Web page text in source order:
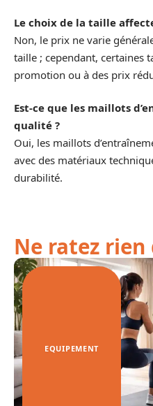
Le choix de la taille
Non, le prix ne varie
taille ; cependant, certaines
promotion ou à des prix
Est-ce que les maillots
qualité ?
Oui, les maillots
avec des matériaux
durabilité.
Ne ratez
EQUIPEMENT